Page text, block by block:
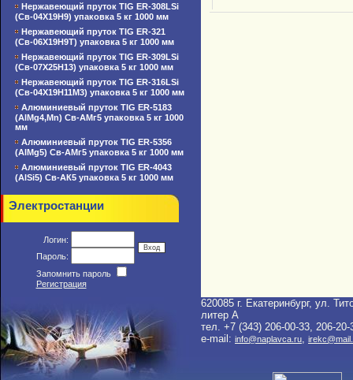
Нержавеющий пруток TIG ER-308LSi
(Св-04Х19Н9) упаковка 5 кг 1000 мм
Нержавеющий пруток TIG ER-321
(Св-06Х19Н9Т) упаковка 5 кг 1000 мм
Нержавеющий пруток TIG ER-309LSi
(Св-07Х25Н13) упаковка 5 кг 1000 мм
Нержавеющий пруток TIG ER-316LSi
(Св-04Х19Н11М3) упаковка 5 кг 1000 мм
Алюминиевый пруток TIG ER-5183
(AlMg4,Mn) Св-АМг5 упаковка 5 кг 1000
мм
Алюминиевый пруток TIG ER-5356
(AlMg5) Св-АМг5 упаковка 5 кг 1000 мм
Алюминиевый пруток TIG ER-4043
(AlSi5) Св-АК5 упаковка 5 кг 1000 мм
Электростанции
Логин:
Пароль:
Запомнить пароль
Регистрация
620085 г. Екатеринбург, ул.
литер A
тел. +7 (343) 206-00-33, 206-20-
e-mail: info@naplavca.ru,